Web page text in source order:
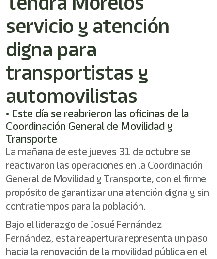
activates
screen
help
you
navigate
interact
the
content.
servicio y atención
digna para
transportistas y
automovilistas
• Este día se reabrieron las oficinas de la
Coordinación General de Movilidad y
Transporte
La mañana de este jueves 31 de octubre se
reactivaron las operaciones en la Coordinación
General de Movilidad y Transporte, con el firme
propósito de garantizar una atención digna y sin
contratiempos para la población.
Bajo el liderazgo de Josué Fernández
Fernández, esta reapertura representa un paso
hacia la renovación de la movilidad pública en el